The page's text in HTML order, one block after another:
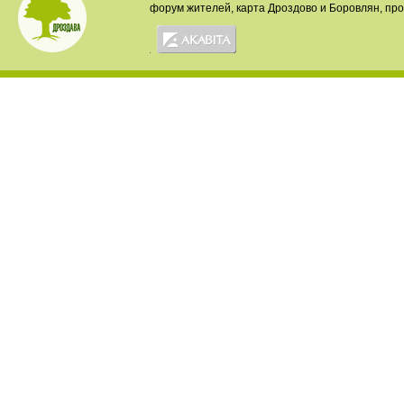
форум жителей, карта Дроздово и Боровлян,